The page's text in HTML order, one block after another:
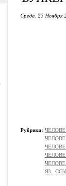
Среда, 25 Ноября
Рубрики: